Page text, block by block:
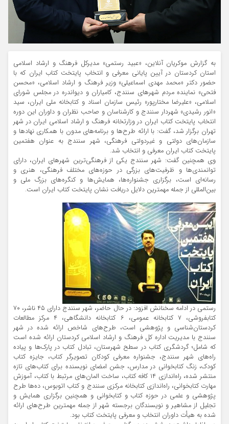
به گزارش موکریان آنلاین، «عبید رستمی» مدیرکل فرهنگ و ارشاد اسلامی
استان کردستان در آیین پایانی معرفی و انتخاب پایتخت کتاب ایران که با
حضور دکتر «محمد مهدی اسماعیلی» وزیر فرهنگ و ارشاد اسلامی، «محسن
فتحی» نماینده مردم شهرهای سنندج، کامیاران و دیواندره در مجلس شورای
اسلامی، «علیرضا مختارپور» رئیس سازمان اسناد و کتابخانه ملی ایران، سید
«انور رشیدی» شهردار سنندج و کارشناسان و صاحب نظران و داوران این دوره
انتخاب پایتخت کتاب ایران در وزارتخانه فرهنگ و ارشاد اسلامی ایران در شهر
تهران برگزار شد، گفت: با ارائه طرح‌ها و برنامه‌های مدون با همکاری نهادها و
سازمان‌های دولتی و غیردولتی فرهنگی، شهر سنندج به عنوان هفتمین
پایتخت کتاب ایران معرفی و انتخاب شد.
وی همچنین گفت: شهر سنندج یکی از فرهنگی‌ترین شهرهای ایران، دارای
توانمندی‌ها و ظرفیت‌های بزرگی در حوزه‌های مختلف فرهنگی، هنری و
رسانه‌ای است، برگزاری جشنواره‌ها، همایش‌ها و کنگره‌های بزرگ ملی و
بین‌المللی از جمله مهمترین دلایل دریافت نشان پایتخت کتاب ایران است.
رستمی در ادامه سخنانش افزود: در حال حاضر، شهر سنندج دارای ۴۵ ناشر، ۷۰
کتابفروشی، ۷ کتابخانه عمومی، ۶ کتابخانه دانشگاهی، ۴ مرکز مطالعات
کردستان‌شناسی و پژوهشی است، طرح‌های شاخص ارائه شده در شهر
سنندج با مدیریت اداره کل فرهنگ و ارشاد اسلامی کردستان ارائه شده است
که شامل؛ گردشگری کتاب در سطح شهرستان، تبادل کتاب در پارک‌ها و پیاده
راه‌های شهر سنندج، جشنواره معرفی کودکان تصویرگر کتاب، جایزه کتاب
کودک، زنگ کتابخوانی در مدارس، جشن امضای نویسنده برای کتاب‌های تازه
منتشر شده، راه‌اندازی ۱۴ کافه کتاب، ساخت المان‌های مرتبط با کتاب، آموزش
مهارت کتابخوانی، راه‌اندازی کتابخانه مرکزی سنندج و کتاب اتوبوس، ده‌ها طرح
پژوهشی و علمی در حوزه کتاب و کتابخوانی و همچنین برگزاری همایش و
تجلیل از مشاهیر و نویسندگان برجسته شهر از جمله مهمترین طرح‌های ارائه
شده به هیأت داوران انتخاب و معرفی پایتخت کتاب بود.